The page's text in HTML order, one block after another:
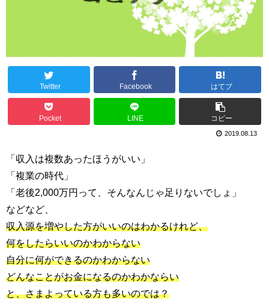
Twitter Facebook はてブ
Pocket LINE コピー
2019.08.13
「収入は複数あったほうがいい」
「複業の時代」
「老後2,000万円って、そんなんじゃ足りないでしょ」
などなど、
収入源を増やした方がいいのはわかるけれど、
何をしたらいいのかわからない
自分に何ができるのかわからない
どんなことがお金になるのかわかならい
と、さまよっている方も多いのでは？